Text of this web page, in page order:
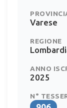
Varese
REGIONE
ANNO
2025
N°